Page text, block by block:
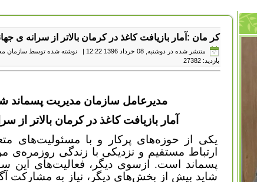
کر مان :‌آمار بازیافت کاغذ در کرمان بالاتر از سرانه ی
منتشر شده در دوشنبه, 08 خرداد 1396 12:22 | نوشته شده توسط سازمان
بازدید: 27382
مدیرعامل سازمان مدیریت پسماند
آمار بازیافت کاغذ در کرمان بالاتر
یکی از حوزه‌های پرکار و با مسئولیت‌های
ارتباط مستقیم و نزدیکی با زندگی روزمره‌ی
پسماند است. ازسوی دیگر، فعالیت‌های این
شاید بیش از بخش‌های دیگر، نیاز به مشارکت